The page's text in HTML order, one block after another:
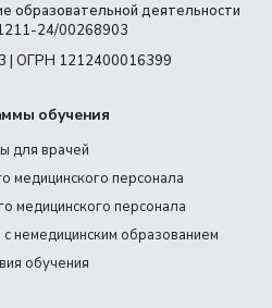
образовательной деятельности
24/00268903
| ОГРН 1212400016399
обучения
для врачей
медицинского персонала
медицинского персонала
немедицинским образованием
обучения